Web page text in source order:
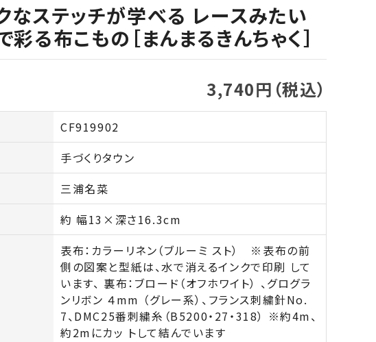
なステッチが学べる レースみたい
彩る布こもの［まんまるきんちゃく］
3,740円（税込）
CF919902
手づくりタウン
三浦名菜
約 幅13×深さ16.3cm
表布：カラーリネン（ブルーミ スト） ※表布の前
側の図案と型紙は、水で消えるインクで印刷 して
います、 裏布：ブロード（オフホワイト） 、グログラ
ンリボン ４mm （グレー系）、フランス刺繍針No.
7、DMC25番刺繍糸（B5200・27・318） ※約4m、
約2mにカッ トして結んでいます